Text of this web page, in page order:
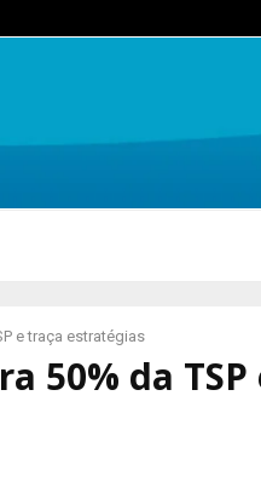
e traça estratégias
50% da TSP